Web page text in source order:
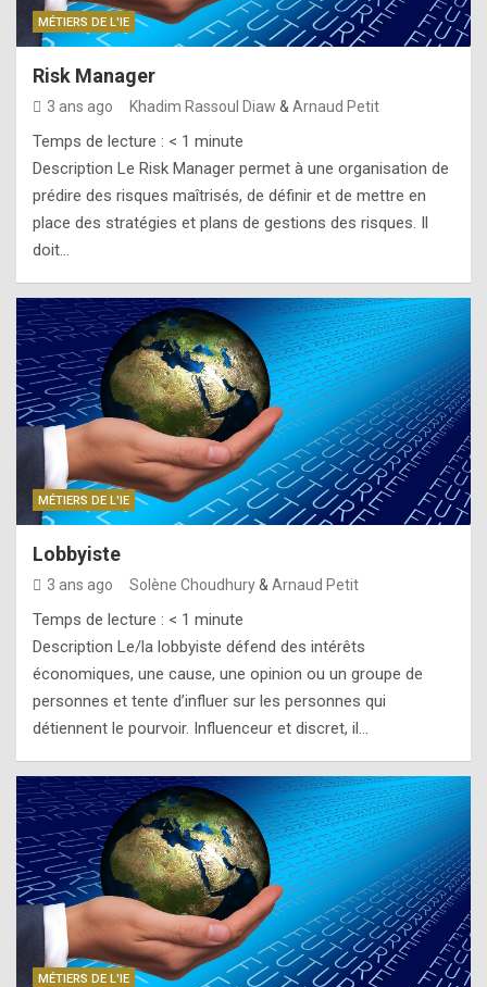
MÉTIERS DE L'IE
Risk Manager
3 ans ago Khadim Rassoul Diaw & Arnaud Petit
Temps de lecture : < 1 minute
Description Le Risk Manager permet à une organisation de
prédire des risques maîtrisés, de définir et de mettre en
place des stratégies et plans de gestions des risques. Il
doit…
MÉTIERS DE L'IE
Lobbyiste
3 ans ago Solène Choudhury& Arnaud Petit
Temps de lecture : < 1 minute
Description Le/la lobbyiste défend des intérêts
économiques, une cause, une opinion ou un groupe de
personnes et tente d’influer sur les personnes qui
détiennent le pourvoir. Influenceur et discret, il…
MÉTIERS DE L'IE